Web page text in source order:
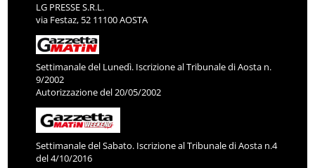
LG PRESSE S.R.L.
via Festaz, 52 11100 AOSTA
Settimanale del Lunedì. Iscrizione al Tribunale di Aosta n.
9/2002
Autorizzazione del 20/05/2002
Settimanale del Sabato. Iscrizione al Tribunale di Aosta n.4
del 4/10/2016